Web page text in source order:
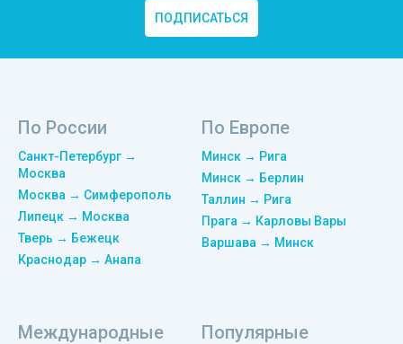
ПОДПИСАТЬСЯ
По России
Санкт-Петербург →
Москва
Москва → Симферополь
Липецк → Москва
Тверь → Бежецк
Краснодар → Анапа
По Европе
Минск → Рига
Минск → Берлин
Таллин → Рига
Прага → Карловы Вары
Варшава → Минск
Международные Популярные